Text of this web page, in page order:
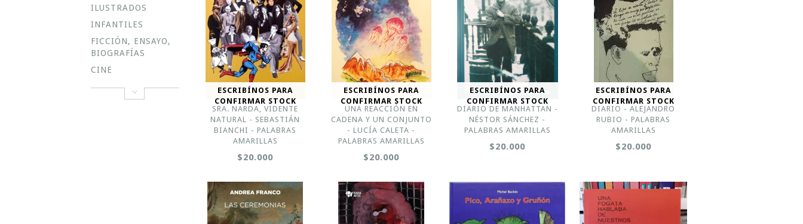
ILUSTRADOS
INFANTILES
FICCIÓN, ENSAYO,
BIOGRAFÍAS
CINE
ESCRIBÍNOS PARA
CONFIRMAR STOCK
SRA. NARDA, VIDENTE
NATURAL - SEBASTIÁN
BIANCHI - PALABRAS
AMARILLAS
$20.000
ESCRIBÍNOS PARA
CONFIRMAR STOCK
UNA REACCIÓN EN
CADENA Y UN CONJUNTO
- LUCÍA CALETA -
PALABRAS AMARILLAS
$20.000
ESCRIBÍNOS PARA
CONFIRMAR STOCK
DIARIO DE MANHATTAN -
NÉSTOR SÁNCHEZ -
PALABRAS AMARILLAS
$20.000
ESCRIBÍNOS PARA
CONFIRMAR STOCK
DIARIO - ALEJANDRO
RUBIO - PALABRAS
AMARILLAS
$20.000